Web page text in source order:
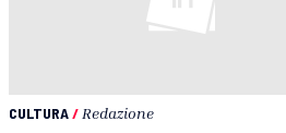
CULTURA/ Redazione